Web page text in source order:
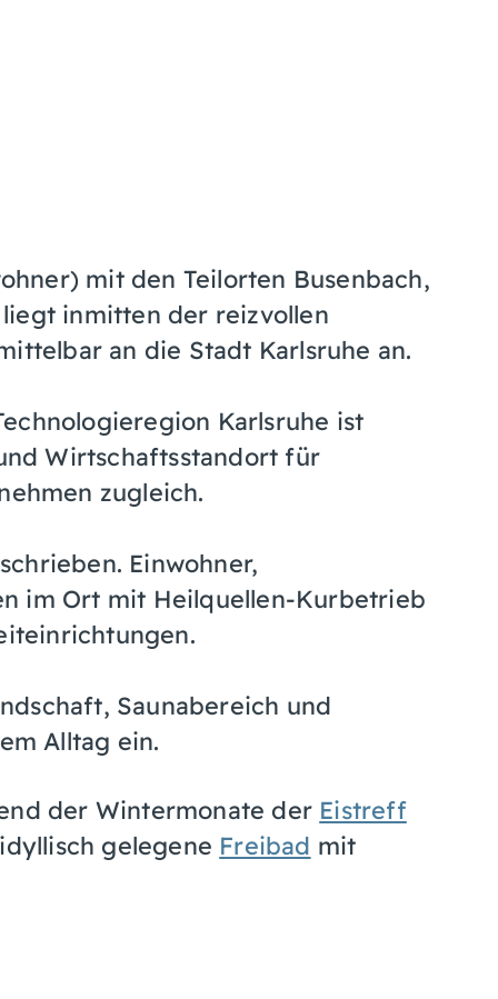
mit den Teilorten Busenbach,
inmitten der reizvollen
an die Stadt Karlsruhe an.
Karlsruhe ist
Wirtschaftsstandort für
zugleich.
Einwohner,
im Ort mit Heilquellen-Kurbetrieb
Saunabereich und
Alltag ein.
der Wintermonate der Eistreff
gelegene Freibad mit